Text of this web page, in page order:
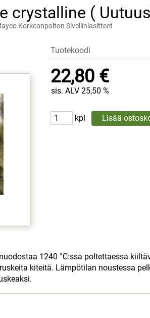
crystalline (
Korkeanpolton Sivellinlasitteet
Tuotekoodi
22,80 €
sis. ALV 25,50 %
kpl
1240 °C:ssa poltettaessa
kiteitä. Lämpötilan noustessa